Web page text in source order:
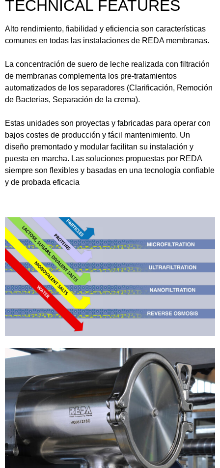
TECHNICAL FEATURES
Alto rendimiento, fiabilidad y eficiencia son características
comunes en todas las instalaciones de REDA membranas.
La concentración de suero de leche realizada con filtración
de membranas complementa los pre-tratamientos
automatizados de los separadores (Clarificación, Remoción
de Bacterias, Separación de la crema).
Estas unidades son proyectas y fabricadas para operar con
bajos costes de producción y fácil mantenimiento. Un
diseño premontado y modular facilitan su instalación y
puesta en marcha. Las soluciones propuestas por REDA
siempre son flexibles y basadas en una tecnología confiable
y de probada eficacia